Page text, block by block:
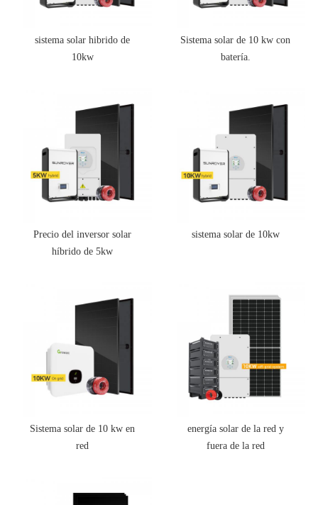
sistema solar hibrido de
10kw
Sistema solar de 10 kw con
batería.
Precio del inversor solar
híbrido de 5kw
sistema solar de 10kw
Sistema solar de 10 kw en
red
energía solar de la red y
fuera de la red